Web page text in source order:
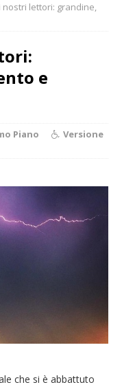
nostri lettori: grandine,
e
Piano
Versione
che si è abbattuto